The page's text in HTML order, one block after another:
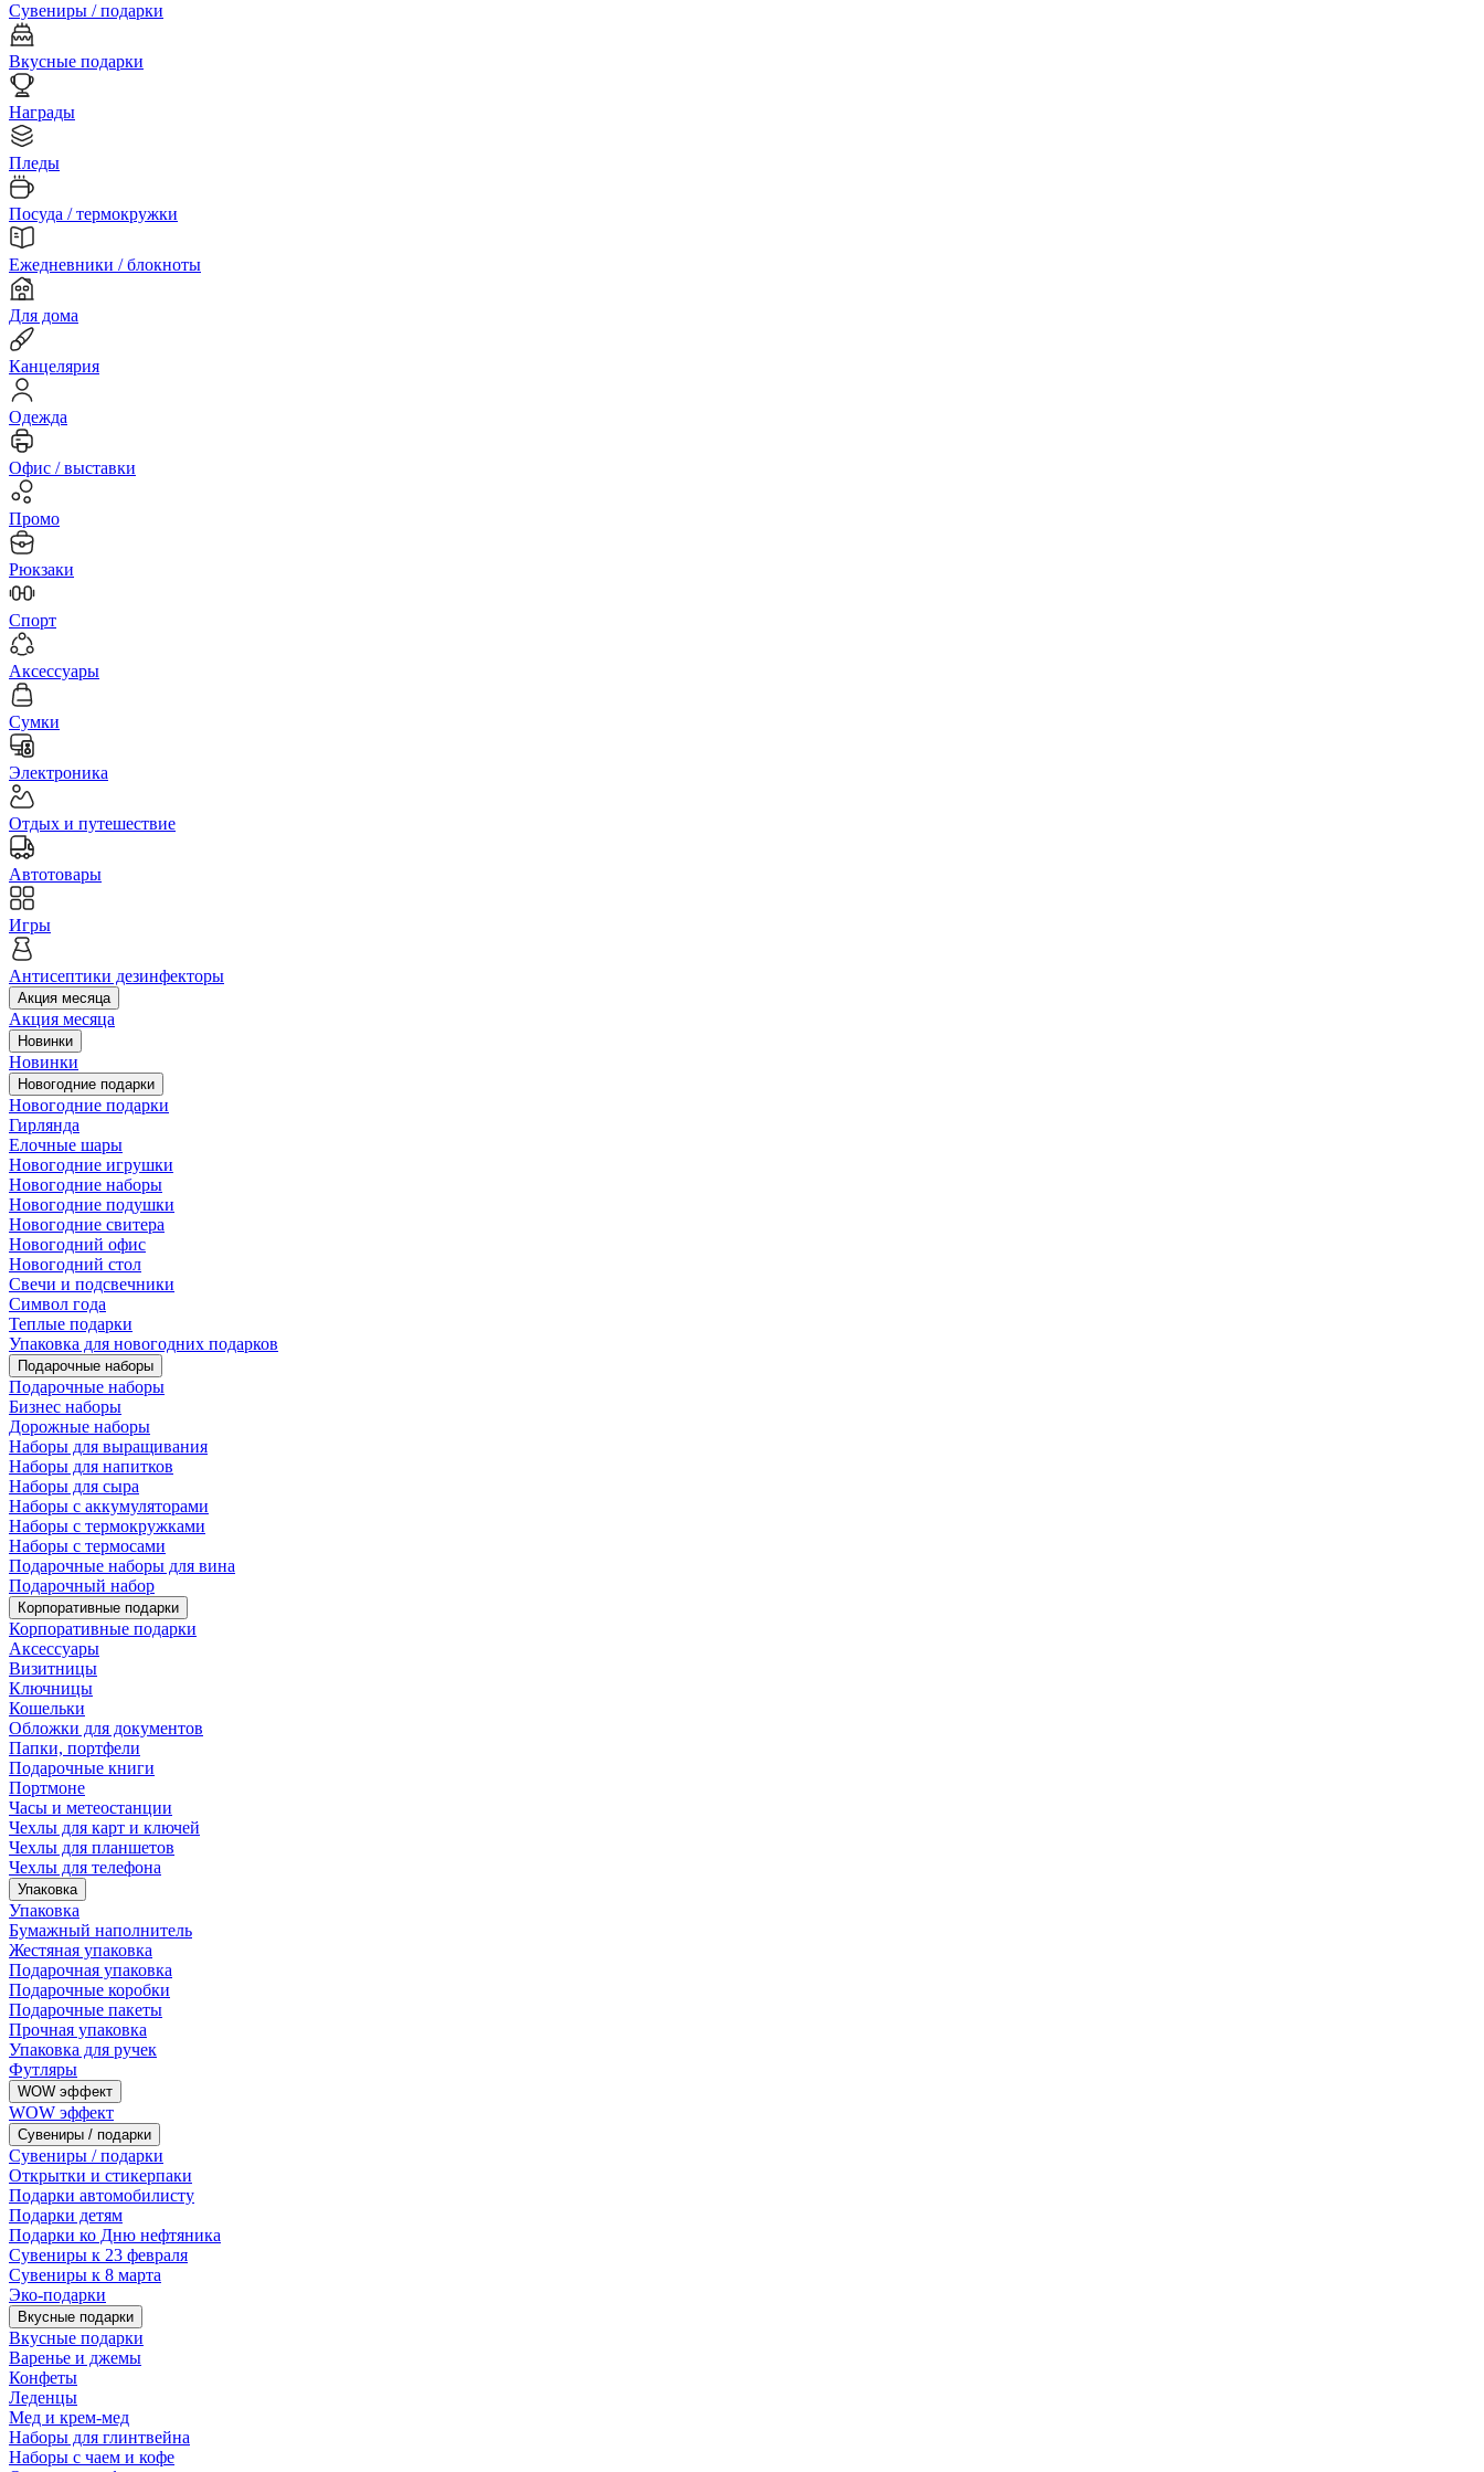
Сувениры / подарки
Вкусные подарки
Награды
Пледы
Посуда / термокружки
Ежедневники / блокноты
Для дома
Канцелярия
Одежда
Офис / выставки
Промо
Рюкзаки
Спорт
Аксессуары
Сумки
Электроника
Отдых и путешествие
Автотовары
Игры
Антисептики дезинфекторы
Акция месяца
Акция месяца
Новинки
Новинки
Новогодние подарки
Новогодние подарки
Гирлянда
Елочные шары
Новогодние игрушки
Новогодние наборы
Новогодние подушки
Новогодние свитера
Новогодний офис
Новогодний стол
Свечи и подсвечники
Символ года
Теплые подарки
Упаковка для новогодних подарков
Подарочные наборы
Подарочные наборы
Бизнес наборы
Дорожные наборы
Наборы для выращивания
Наборы для напитков
Наборы для сыра
Наборы с аккумуляторами
Наборы с термокружками
Наборы с термосами
Подарочные наборы для вина
Подарочный набор
Корпоративные подарки
Корпоративные подарки
Аксессуары
Визитницы
Ключницы
Кошельки
Обложки для документов
Папки, портфели
Подарочные книги
Портмоне
Часы и метеостанции
Чехлы для карт и ключей
Чехлы для планшетов
Чехлы для телефона
Упаковка
Упаковка
Бумажный наполнитель
Жестяная упаковка
Подарочная упаковка
Подарочные коробки
Подарочные пакеты
Прочная упаковка
Упаковка для ручек
Футляры
WOW эффект
WOW эффект
Сувениры / подарки
Сувениры / подарки
Открытки и стикерпаки
Подарки автомобилисту
Подарки детям
Подарки ко Дню нефтяника
Сувениры к 23 февраля
Сувениры к 8 марта
Эко-подарки
Вкусные подарки
Вкусные подарки
Варенье и джемы
Конфеты
Леденцы
Мед и крем-мед
Наборы для глинтвейна
Наборы с чаем и кофе